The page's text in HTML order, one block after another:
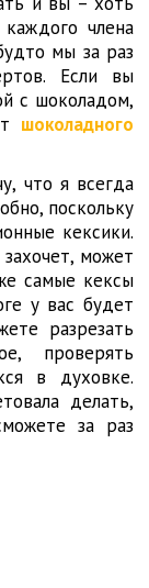
члена
мы за раз
Если вы
с шоколадом,
шоколадного
что я всегда
поскольку
кексики.
может
самые кексы
у вас будет
разрезать
проверять
в духовке.
делать,
за раз